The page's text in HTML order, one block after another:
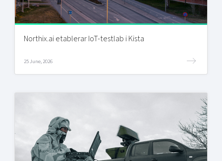
Northix.ai etablerar IoT-testlab i Kista
25 June, 2026